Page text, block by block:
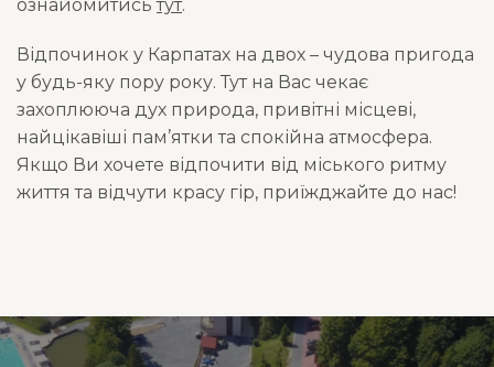
ознайомитисьтут.
Відпочинок у Карпатах на двох – чудова пригода
у будь-яку пору року. Тут на Вас чекає
захоплююча дух природа, привітні місцеві,
найцікавіші пам’ятки та спокійна атмосфера.
Якщо Ви хочете відпочити від міського ритму
життя та відчути красу гір, приїжджайте до нас!